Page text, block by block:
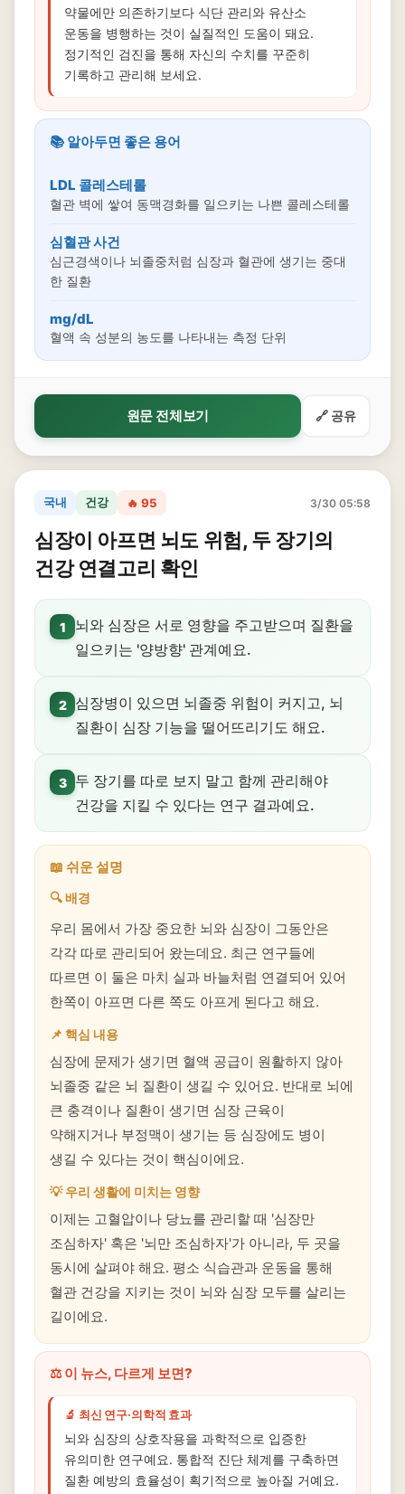
약물에만 의존하기보다 식단 관리와 유산소
운동을 병행하는 것이 실질적인 도움이 돼요.
정기적인 검진을 통해 자신의 수치를 꾸준히
기록하고 관리해 보세요.
📚 알아두면 좋은 용어
LDL 콜레스테롤
혈관 벽에 쌓여 동맥경화를 일으키는 나쁜 콜레스테롤
심혈관 사건
심근경색이나 뇌졸중처럼 심장과 혈관에 생기는 중대
한 질환
mg/dL
혈액 속 성분의 농도를 나타내는 측정 단위
원문 전체보기 🔗 공유
국내 건강 🔥 95 3/30 05:58
심장이 아프면 뇌도 위험, 두 장기의
건강 연결고리 확인
1
뇌와 심장은 서로 영향을 주고받으며 질환을
일으키는 '양방향' 관계예요.
2
심장병이 있으면 뇌졸중 위험이 커지고, 뇌
질환이 심장 기능을 떨어뜨리기도 해요.
3
두 장기를 따로 보지 말고 함께 관리해야
건강을 지킬 수 있다는 연구 결과예요.
📖 쉬운 설명
🔍 배경
우리 몸에서 가장 중요한 뇌와 심장이 그동안은
각각 따로 관리되어 왔는데요. 최근 연구들에
따르면 이 둘은 마치 실과 바늘처럼 연결되어 있어
한쪽이 아프면 다른 쪽도 아프게 된다고 해요.
📌 핵심 내용
심장에 문제가 생기면 혈액 공급이 원활하지 않아
뇌졸중 같은 뇌 질환이 생길 수 있어요. 반대로 뇌에
큰 충격이나 질환이 생기면 심장 근육이
약해지거나 부정맥이 생기는 등 심장에도 병이
생길 수 있다는 것이 핵심이에요.
💡 우리 생활에 미치는 영향
이제는 고혈압이나 당뇨를 관리할 때 '심장만
조심하자' 혹은 '뇌만 조심하자'가 아니라, 두 곳을
동시에 살펴야 해요. 평소 식습관과 운동을 통해
혈관 건강을 지키는 것이 뇌와 심장 모두를 살리는
길이에요.
⚖️ 이 뉴스, 다르게 보면?
🔬 최신 연구·의학적 효과
뇌와 심장의 상호작용을 과학적으로 입증한
유의미한 연구예요. 통합적 진단 체계를 구축하면
질환 예방의 효율성이 획기적으로 높아질 거예요.